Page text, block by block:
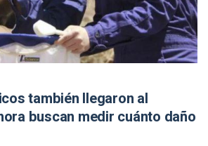
también llegaron al
buscan medir cuánto daño